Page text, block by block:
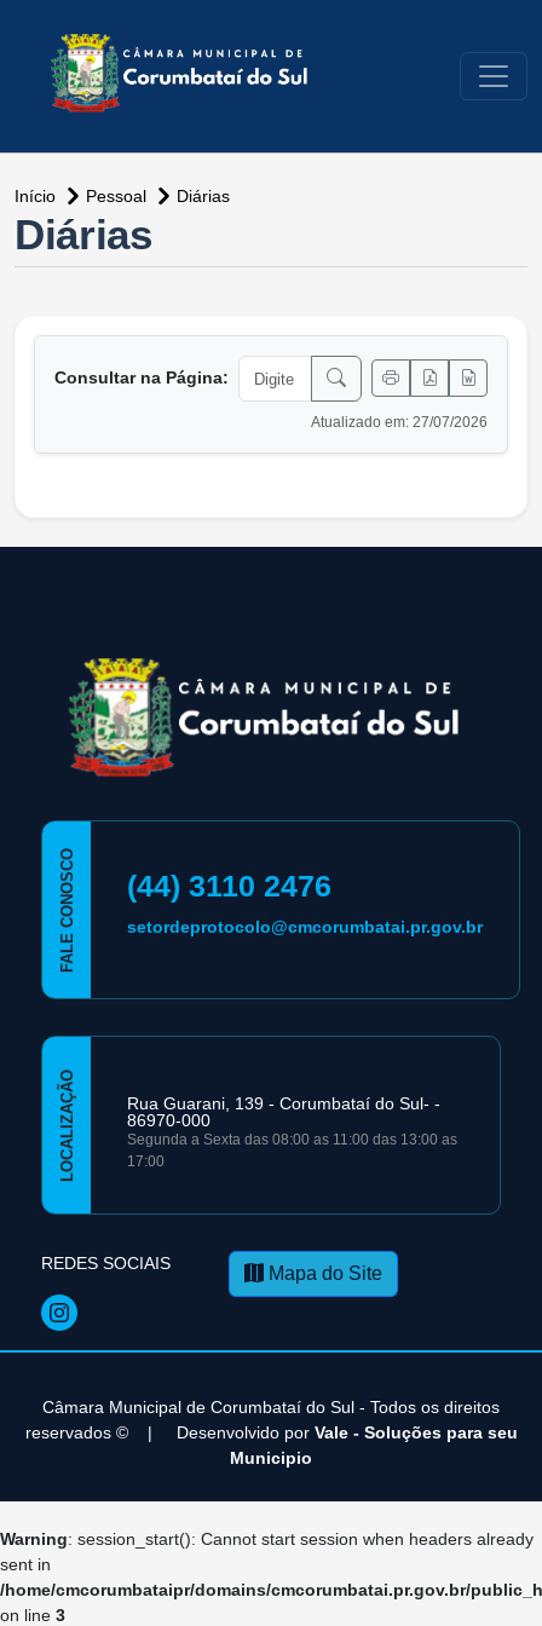
Início Pessoal
Diárias
conteúdo principal
Diárias
Consultar na Página:
Atualizado em: 27/07/2026
FALE CONOSCO (44) 3110 2476
setordeprotocolo@cmcorumbatai.pr.gov.br
LOCALIZAÇÃO
Rua Guarani, 139 - Corumbataí­ do Sul- -
86970-000
Segunda a Sexta das 08:00 as 11:00 das 13:00 as
17:00
REDES SOCIAIS Mapa do Site
Câmara Municipal de Corumbataí­ do Sul - Todos os direitos
reservados ©| Desenvolvido por Vale - Soluções para seu
Municipio
Warning: session_start(): Cannot start session when headers already
sent in
/home/cmcorumbataipr/domains/cmcorumbatai.pr.gov.br/
on line 3